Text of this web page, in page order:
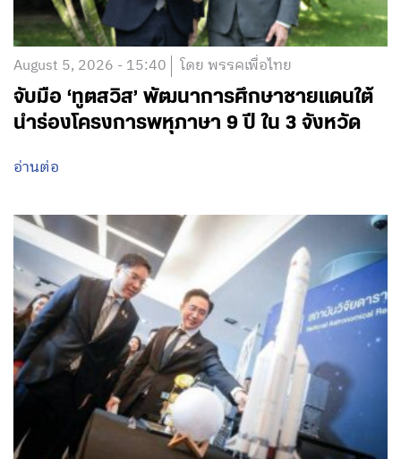
August 5, 2026 - 15:40 โดย พรรคเพื่อไทย
จับมือ ‘ทูตสวิส’ พัฒนาการศึกษาชายแดนใต้
นำร่องโครงการพหุภาษา 9 ปี ใน 3 จังหวัด
อ่านต่อ